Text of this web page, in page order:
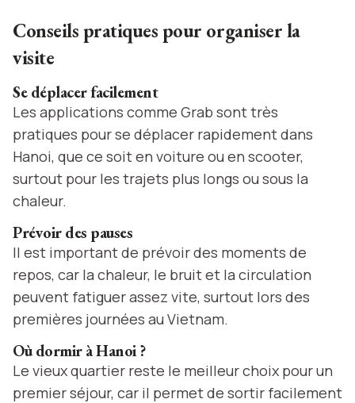
Conseils pratiques pour organiser la
visite
Se déplacer facilement
Les applications comme Grab sont très
pratiques pour se déplacer rapidement dans
Hanoi, que ce soit en voiture ou en scooter,
surtout pour les trajets plus longs ou sous la
chaleur.
Prévoir des pauses
Il est important de prévoir des moments de
repos, car la chaleur, le bruit et la circulation
peuvent fatiguer assez vite, surtout lors des
premières journées au Vietnam.
Où dormir à Hanoi ?
Le vieux quartier reste le meilleur choix pour un
premier séjour, car il permet de sortir facilement